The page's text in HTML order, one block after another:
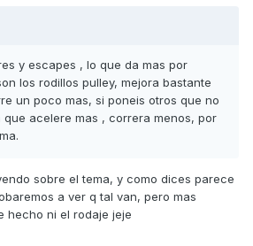
y escapes , lo que da mas por
los rodillos pulley, mejora bastante
un poco mas, si poneis otros que no
que acelere mas , correra menos, por
sobre el tema, y como dices parece
a ver q tal van, pero mas
hecho ni el rodaje jeje